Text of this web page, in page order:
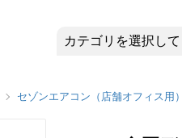
セゾンエアコン（店舗オフィス用